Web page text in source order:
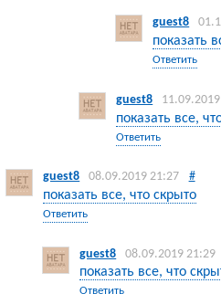
guest8
показать
Ответить
guest8
показать все,
Ответить
guest8 08.09.2019 21:27 #
показать все, что скрыто
Ответить
guest8 08.09.2019 21:29
показать все, что
Ответить